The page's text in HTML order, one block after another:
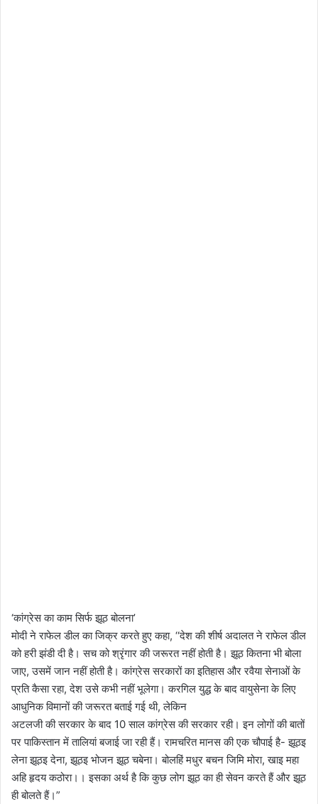
‘कांग्रेस का काम सिर्फ झूठ बोलना’
मोदी ने राफेल डील का जिक्र करते हुए कहा, ‘‘देश की शीर्ष अदालत ने राफेल डील
को हरी झंडी दी है। सच को श्रृंगार की जरूरत नहीं होती है। झूठ कितना भी बोला
जाए, उसमें जान नहीं होती है। कांग्रेस सरकारों का इतिहास और रवैया सेनाओं के
प्रति कैसा रहा, देश उसे कभी नहीं भूलेगा। करगिल युद्ध के बाद वायुसेना के लिए
आधुनिक विमानों की जरूरत बताई गई थी, लेकिन
अटलजी की सरकार के बाद 10 साल कांग्रेस की सरकार रही। इन लोगों की बातों
पर पाकिस्तान में तालियां बजाई जा रही हैं। रामचरित मानस की एक चौपाई है- झूठइ
लेना झूठइ देना, झूठइ भोजन झूठ चबेना। बोलहिं मधुर बचन जिमि मोरा, खाइ महा
अहि हृदय कठोरा।। इसका अर्थ है कि कुछ लोग झूठ का ही सेवन करते हैं और झूठ
ही बोलते हैं।”